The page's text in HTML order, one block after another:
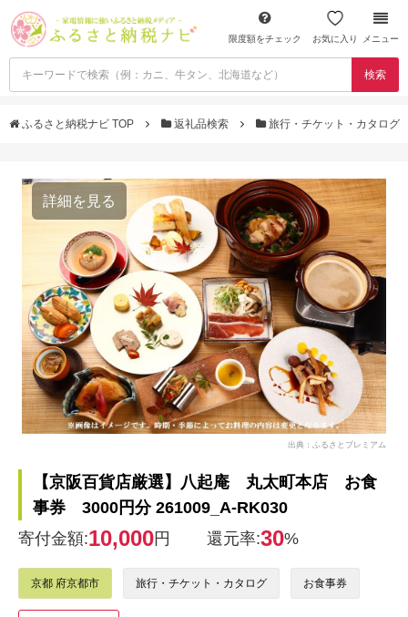
限度額をチェック お気に入り メニュー
検索
ふるさと納税ナビ TOP 返礼品検索 旅行・チケット・カタログ
詳細を見る
出典：ふるさとプレミアム
【京阪百貨店厳選】八起庵 丸太町本店 お食
事券 3000円分 261009_A-RK030
寄付金額:10,000円 還元率:30%
京都 府京都市 旅行・チケット・カタログ お食事券